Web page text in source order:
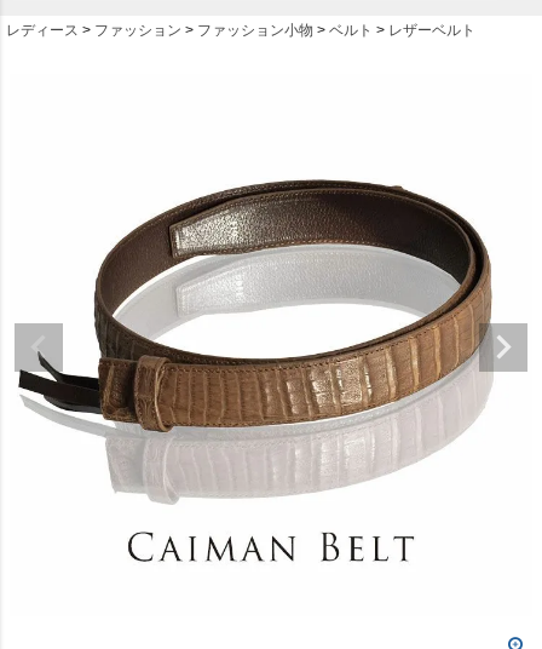
レディース ファッション ファッション小物 ベルト レザーベルト